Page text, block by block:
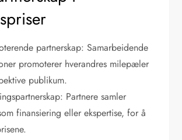
partnerskap: Samarbeidende
promoterer hverandres milepæler
publikum.
Partnere samler
finansiering eller ekspertise, for å